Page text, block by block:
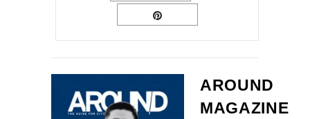
AROUND
MAGAZINE